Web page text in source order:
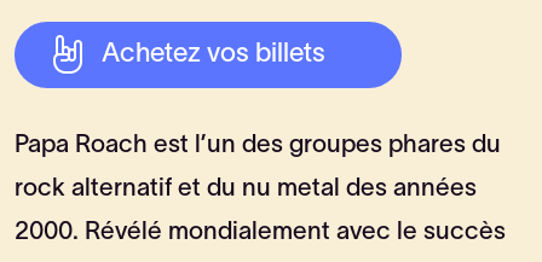
Achetez vos billets
Papa Roach est l’un des groupes phares du
rock alternatif et du nu metal des années
2000. Révélé mondialement avec le succès